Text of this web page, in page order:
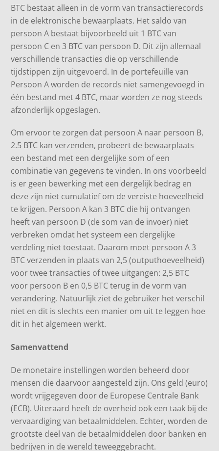
BTC bestaat alleen in de vorm van transactierecords
in de elektronische bewaarplaats. Het saldo van
persoon A bestaat bijvoorbeeld uit 1 BTC van
persoon C en 3 BTC van persoon D. Dit zijn allemaal
verschillende transacties die op verschillende
tijdstippen zijn uitgevoerd. In de portefeuille van
Persoon A worden de records niet samengevoegd in
één bestand met 4 BTC, maar worden ze nog steeds
afzonderlijk opgeslagen.
Om ervoor te zorgen dat persoon A naar persoon B,
2.5 BTC kan verzenden, probeert de bewaarplaats
een bestand met een dergelijke som of een
combinatie van gegevens te vinden. In ons voorbeeld
is er geen bewerking met een dergelijk bedrag en
deze zijn niet cumulatief om de vereiste hoeveelheid
te krijgen. Persoon A kan 3 BTC die hij ontvangen
heeft van persoon D (de som van de invoer) niet
verbreken omdat het systeem een ​​dergelijke
verdeling niet toestaat. Daarom moet persoon A 3
BTC verzenden in plaats van 2,5 (outputhoeveelheid)
voor twee transacties of twee uitgangen: 2,5 BTC
voor persoon B en 0,5 BTC terug in de vorm van
verandering. Natuurlijk ziet de gebruiker het verschil
niet en dit is slechts een manier om uit te leggen hoe
dit in het algemeen werkt.
Samenvattend
De monetaire instellingen worden beheerd door
mensen die daarvoor aangesteld zijn. Ons geld (euro)
wordt vrijgegeven door de Europese Centrale Bank
(ECB). Uiteraard heeft de overheid ook een taak bij de
vervaardiging van betaalmiddelen. Echter, worden de
grootste deel van de betaalmiddelen door banken en
bedrijven in de wereld teweeggebracht.